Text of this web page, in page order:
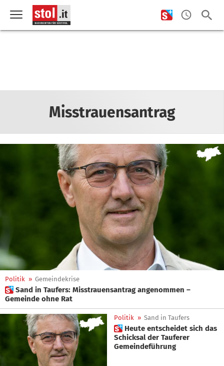
Misstrauensantrag
Politik » Gemeindekrise
 Sand in Taufers: Misstrauensantrag angenommen –
Gemeinde ohne Rat
Politik » Sand in Taufers
 Heute entscheidet sich das
Schicksal der Tauferer
Gemeindeführung